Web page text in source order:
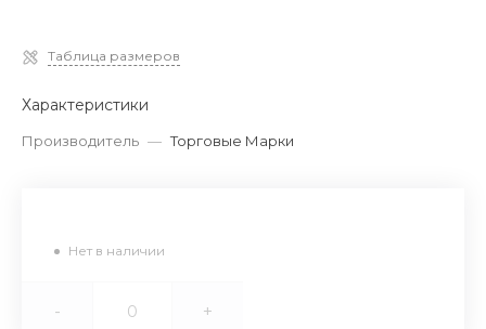
Таблица размеров
Характеристики
Производитель — Торговые Марки
Нет в наличии
- +